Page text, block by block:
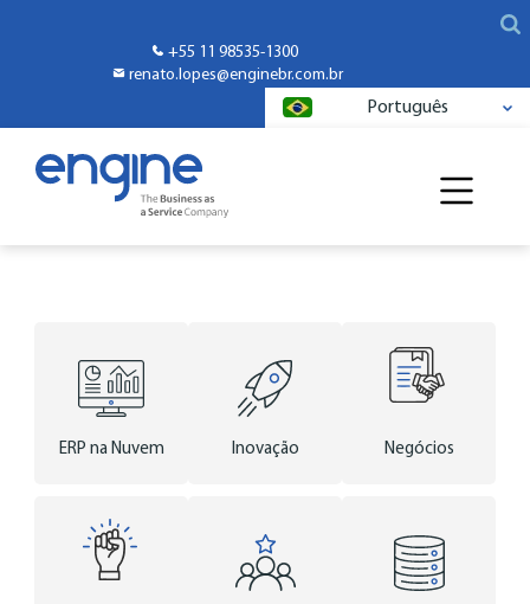
+55 11 98535-1300
renato.lopes@enginebr.com.br
Português
ERP na Nuvem Inovação Negócios